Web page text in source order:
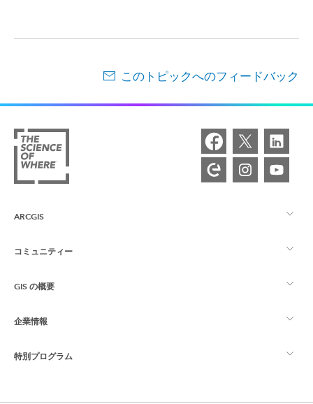
このトピックへのフィードバック
ARCGIS
ArcGIS の概要
マッピング
コミュニティー
Esri Community
ArcGIS ブログ
GIS の概要
GIS とは
ロケーション インテリジェンス
企業情報
Esri について
特別プログラム